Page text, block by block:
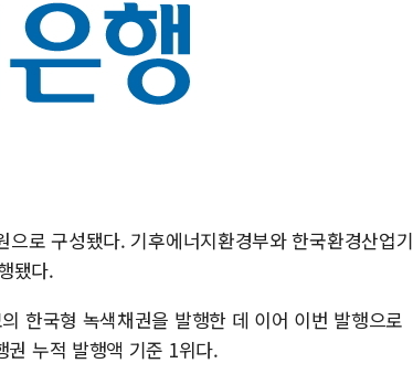
로 구성됐다. 기후에너지환경부와 한국환경산업기
됐다.
한국형 녹색채권을 발행한 데 이어 이번 발행으로
누적 발행액 기준 1위다.